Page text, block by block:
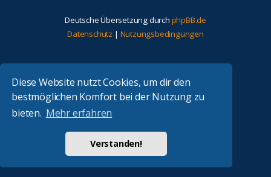
Diese Website nutzt Cookies, um dir den
bestmöglichen Komfort bei der Nutzung zu
bieten. Mehr erfahren
Verstanden!
Deutsche Übersetzung durch phpBB.de
Datenschutz | Nutzungsbedingungen